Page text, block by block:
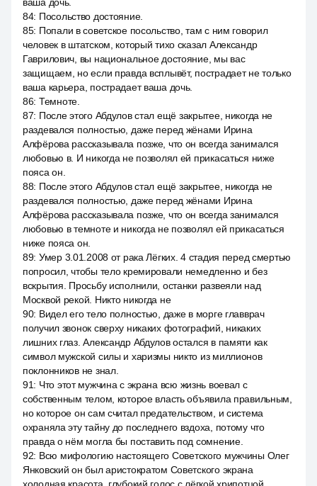
84: Посольство достояние.
85: Попали в советское посольство, там с ним говорил
человек в штатском, который тихо сказал Александр
Гаврилович, вы национальное достояние, мы вас
защищаем, но если правда всплывёт, пострадает не только
ваша карьера, пострадает ваша дочь.
86: Темноте.
87: После этого Абдулов стал ещё закрытее, никогда не
раздевался полностью, даже перед жёнами Ирина
Алфёрова рассказывала позже, что он всегда занимался
любовью в. И никогда не позволял ей прикасаться ниже
пояса он.
88: После этого Абдулов стал ещё закрытее, никогда не
раздевался полностью, даже перед жёнами Ирина
Алфёрова рассказывала позже, что он всегда занимался
любовью в темноте и никогда не позволял ей прикасаться
ниже пояса он.
89: Умер 3.01.2008 от рака Лёгких. 4 стадия перед смертью
попросил, чтобы тело кремировали немедленно и без
вскрытия. Просьбу исполнили, останки развеяли над
Москвой рекой. Никто никогда не
90: Видел его тело полностью, даже в морге главврач
получил звонок сверху никаких фотографий, никаких
лишних глаз. Александр Абдулов остался в памяти как
символ мужской силы и харизмы никто из миллионов
поклонников не знал.
91: Что этот мужчина с экрана всю жизнь воевал с
собственным телом, которое власть объявила правильным,
но которое он сам считал предательством, и система
охраняла эту тайну до последнего вздоха, потому что
правда о нём могла бы поставить под сомнение.
92: Всю мифологию настоящего Советского мужчины Олег
Янковский он был аристократом Советского экрана